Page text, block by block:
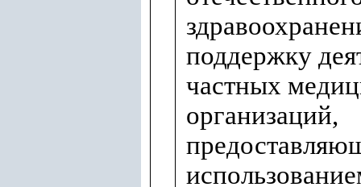
поддержку
частных
организаций,